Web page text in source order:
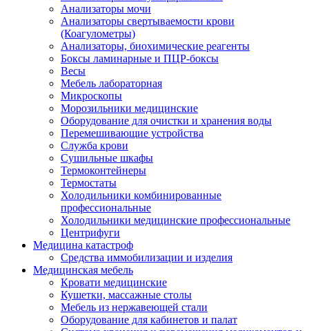
Анализаторы мочи
Анализаторы свертываемости крови
(Коагулометры)
Анализаторы, биохимические реагенты
Боксы ламинарные и ПЦР-боксы
Весы
Мебель лабораторная
Микроскопы
Морозильники медицинские
Оборудование для очистки и хранения воды
Перемешивающие устройства
Служба крови
Сушильные шкафы
Термоконтейнеры
Термостаты
Холодильники комбинированные
профессиональные
Холодильники медицинские профессиональные
Центрифуги
Медицина катастроф
Средства иммобилизации и изделия
Медицинская мебель
Кровати медицинские
Кушетки, массажные столы
Мебель из нержавеющей стали
Оборудование для кабинетов и палат